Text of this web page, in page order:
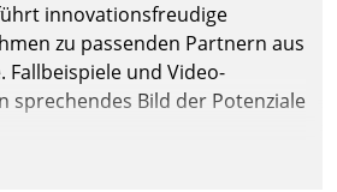
innovationsfreudige
zu passenden Partnern aus
Fallbeispiele und Video-
sprechendes Bild der Potenziale